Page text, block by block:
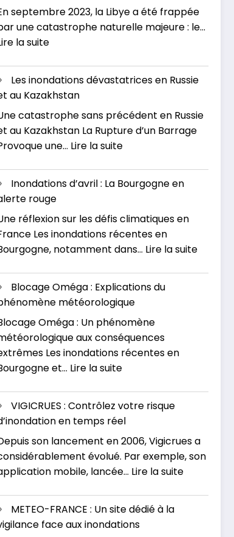
L’actualité
officielle
septembre 2023, la Libye a été frappée
une catastrophe naturelle majeure : le…
la suite:
inondations
en
Libye
:
Analyse
approfondie
Les inondations dévastatrices en Russie
au Kazakhstan
catastrophe sans précédent en Russie
au Kazakhstan La Rupture d’un Barrage
une… Lire la suite:
dévastatrices
Russie
et
au
Inondations d’avril : La Bourgogne en
rouge
réflexion sur les défis climatiques en
Les inondations récentes en
notamment dans… Lire la suite:
Blocage Oméga : Explications du
météorologique
Oméga : Un phénomène
aux conséquences
Les inondations récentes en
et… Lire la suite:
Explications
du
phénomène
météorologique
VIGICRUES : Contrôlez votre risque
en temps réel
son lancement en 2006, Vigicrues a
évolué. Par exemple, son
mobile, lancée… Lire la suite:
METEO-FRANCE : Un site dédié à la
face aux inondations